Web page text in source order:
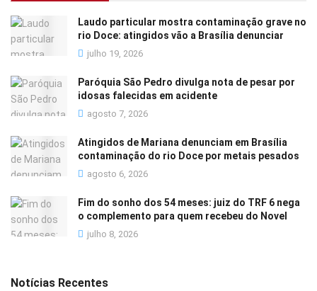
Laudo particular mostra contaminação grave no
rio Doce: atingidos vão a Brasília denunciar
julho 19, 2026
Paróquia São Pedro divulga nota de pesar por
idosas falecidas em acidente
agosto 7, 2026
Atingidos de Mariana denunciam em Brasília
contaminação do rio Doce por metais pesados
agosto 6, 2026
Fim do sonho dos 54 meses: juiz do TRF 6 nega
o complemento para quem recebeu do Novel
julho 8, 2026
Notícias Recentes